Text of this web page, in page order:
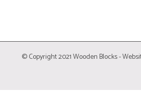
© Copyright 2021 Wooden Blocks -